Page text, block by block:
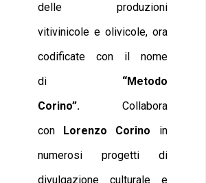
delle produzioni
vitivinicole e olivicole, ora
codificate con il nome
di “Metodo
Corino”. Collabora
con Lorenzo Corino in
numerosi progetti di
divulgazione culturale e